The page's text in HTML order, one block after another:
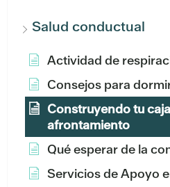
Salud conductual
Actividad de
Consejos para
Construyendo tu
afrontamiento
Qué esperar de la
Servicios de Apoyo